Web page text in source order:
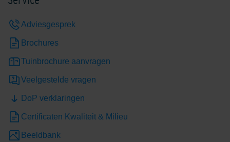
Adviesgesprek
Brochures
Tuinbrochure aanvragen
Veelgestelde vragen
DoP verklaringen
Certificaten Kwaliteit & Milieu
Beeldbank